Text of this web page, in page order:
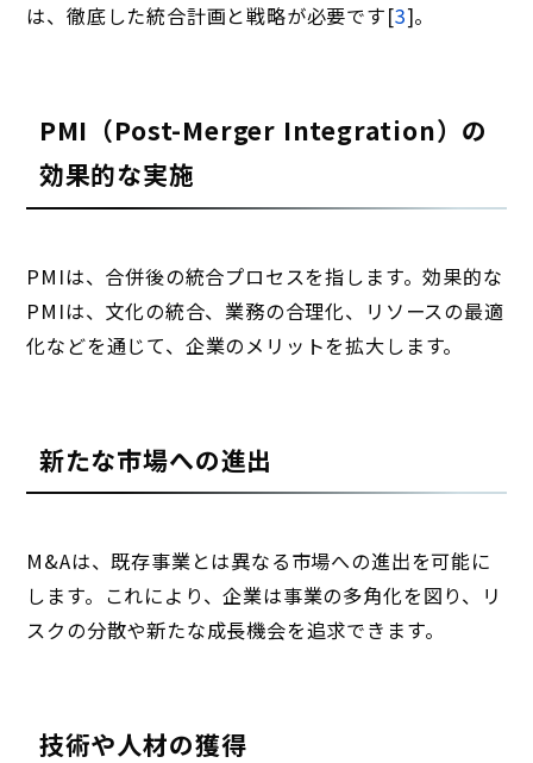
は、徹底した統合計画と戦略が必要です[3]。
PMI（Post-Merger Integration）の
効果的な実施
PMIは、合併後の統合プロセスを指します。効果的な
PMIは、文化の統合、業務の合理化、リソースの最適
化などを通じて、企業のメリットを拡大します。
新たな市場への進出
M&Aは、既存事業とは異なる市場への進出を可能に
します。これにより、企業は事業の多角化を図り、リ
スクの分散や新たな成長機会を追求できます。
技術や人材の獲得